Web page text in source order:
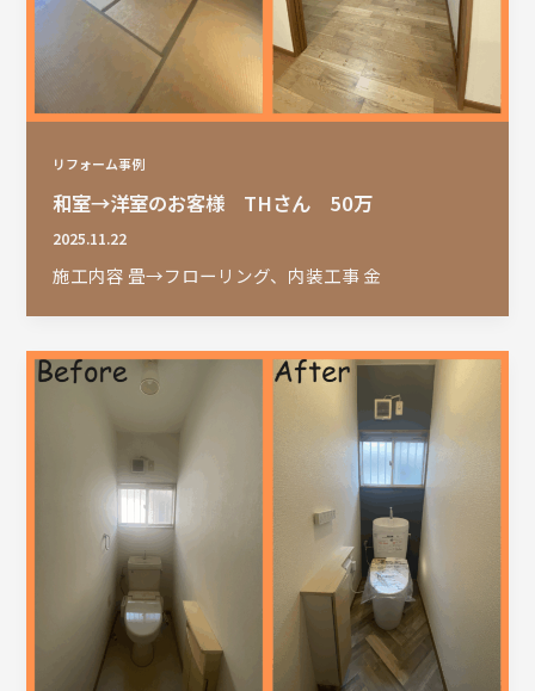
リフォーム事例
和室→洋室のお客様 THさん 50万
2025.11.22
施工内容 畳→フローリング、内装工事 金